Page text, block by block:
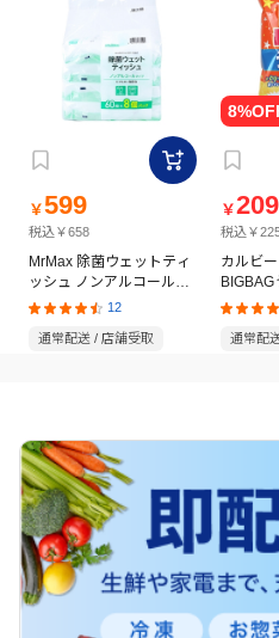
￥599
税込￥658
MrMax 除菌ウェットティ
ッシュ ノンアルコールタ
イプ 60枚×8個パック
12
通常配送 / 店舗受取
￥209
税込￥
カルビ
通常配